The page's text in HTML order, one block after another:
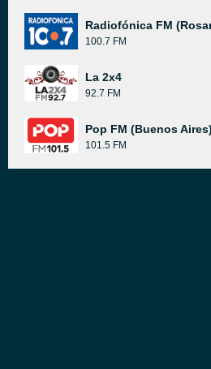
Radiofónica FM
100.7 FM
La 2x4
92.7 FM
Pop FM (Buenos Aires)
101.5 FM